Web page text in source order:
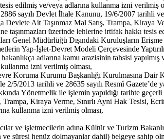
edilmiş ve/veya adlarına kullanma izni verilmiş
sayılı Devlet İhale Kanunu, 19/6/2007 tarihli
Devlete Ait Taşınmaz Mal Satış, Trampa,
taşınmazları üzerinde lehlerine irtifak hakkı tesis
Genel Müdürlüğü Dışındaki Kuruluşların
Yap-İşlet-Devret Modeli Çerçevesinde
adlarına kamu arazisinin tahsisi
izni verilmiş olması,
Koruma Kurumu Başkanlığı Kurulmasına
2/5/2013 tarihli ve 28635 sayılı Resmî
Yönetmelik ile işlemin yapıldığı tarihte
Trampa, Kiraya Verme, Sınırlı Ayni Hak
kullanma izni verilmiş olması,
ve işletmecilerin adına Kültür ve Turizm
süresi henüz dolmayanlar dahil) belgeye sahip